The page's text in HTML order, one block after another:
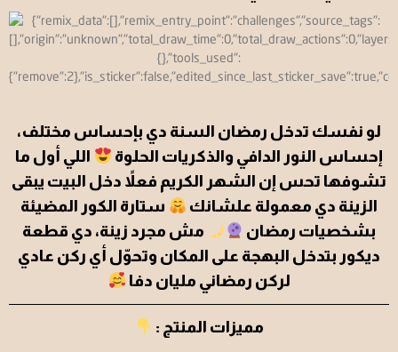
لو نفسك تدخل رمضان السنة دي بإحساس مختلف،
إحساس النور الدافي والذكريات الحلوة
اللي أول ما
تشوفها تحس إن الشهر الكريم فعلاً دخل البيت يبقى
الزينة دي معمولة علشانك
ستارة الكور المضيئة
بشخصيات رمضان
مش مجرد زينة، دي قطعة
ديكور بتدخل البهجة على المكان وتحوّل أي ركن عادي
لركن رمضاني مليان دفا
مميزات المنتج :